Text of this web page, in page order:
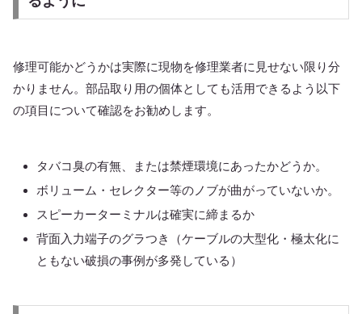
修理可能かどうかは実際に現物を修理業者に見せない限り分
かりません。部品取り用の個体としても活用できるよう以下
の項目について確認をお勧めします。
タバコ臭の有無、または禁煙環境にあったかどうか。
ボリューム・セレクター等のノブが曲がっていないか。
スピーカーターミナルは確実に締まるか
背面入力端子のグラつき（ケーブルの大型化・極太化に
ともない破損の事例が多発している）